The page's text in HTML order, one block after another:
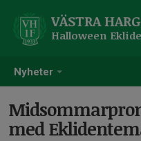
Nyheter
VÄSTRA
Halloween
med